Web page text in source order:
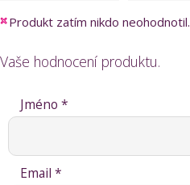
Produkt zatím nikdo neohodnotil.
Vaše hodnocení produktu.
Jméno *
Email *